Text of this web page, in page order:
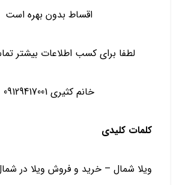
اقساط بدون بهره است
لطفا برای کسب اطلاعات بیشتر
خانم کثیری 09129417001
کلمات کلیدی
ویلا شمال – خرید و فروش ویلا در